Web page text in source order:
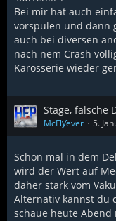
Bei mir hat auch
vorspulen und dann
auch bei diversen
nach nem Crash
Karosserie wieder
Stage, falsche
McFlƴeѵer 5.
Schon mal in dem
wird der Wert auf
daher stark vom
Alternativ kannst du
schaue heute